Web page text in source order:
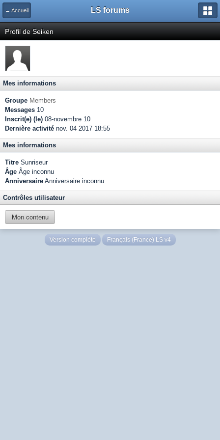
← Accueil LS forums
Profil de Seiken
Mes informations
Groupe Members
Messages 10
Inscrit(e) (le) 08-novembre 10
Dernière activité nov. 04 2017 18:55
Mes informations
Titre Sunriseur
Âge Âge inconnu
Anniversaire Anniversaire inconnu
Contrôles utilisateur
Mon contenu
Version complète Français (France) LS v4